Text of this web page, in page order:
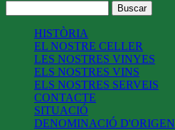
HISTÒRIA
EL NOSTRE CELLER
LES NOSTRES VINYES
ELS NOSTRES VINS
ELS NOSTRES SERVEIS
CONTACTE
SITUACIÓ
DENOMINACIÓ D'ORIGEN